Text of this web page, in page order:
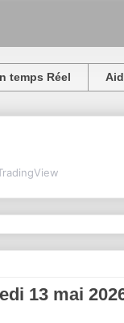
temps Réel
13 mai